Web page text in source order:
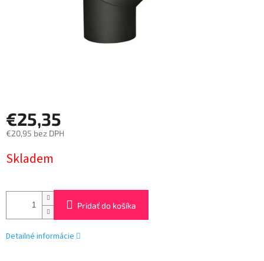
€25,35
€20,95 bez DPH
cena:
Skladem
Pridať do košíka
Detailné informácie